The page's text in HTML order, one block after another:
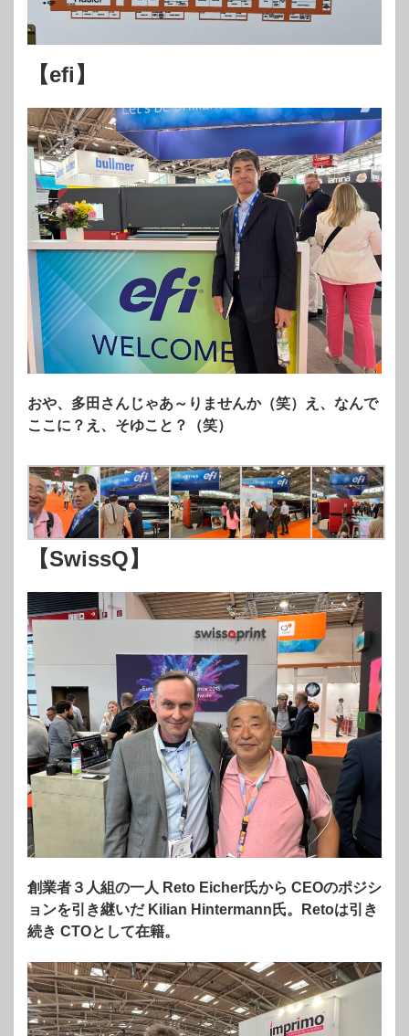
【efi】
おや、多田さんじゃあ～りませんか（笑）え、なんで
ここに？え、そゆこと？（笑）
【SwissQ】
創業者３人組の一人 Reto Eicher氏から CEOのポジシ
ョンを引き継いだ Kilian Hintermann氏。Retoは引き
続き CTOとして在籍。